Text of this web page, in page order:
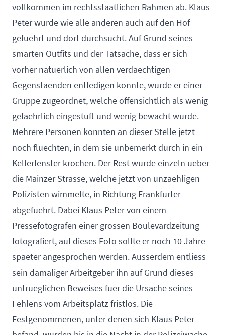
vollkommen im rechtsstaatlichen Rahmen ab. Klaus
Peter wurde wie alle anderen auch auf den Hof
gefuehrt und dort durchsucht. Auf Grund seines
smarten Outfits und der Tatsache, dass er sich
vorher natuerlich von allen verdaechtigen
Gegenstaenden entledigen konnte, wurde er einer
Gruppe zugeordnet, welche offensichtlich als wenig
gefaehrlich eingestuft und wenig bewacht wurde.
Mehrere Personen konnten an dieser Stelle jetzt
noch fluechten, in dem sie unbemerkt durch in ein
Kellerfenster krochen. Der Rest wurde einzeln ueber
die Mainzer Strasse, welche jetzt von unzaehligen
Polizisten wimmelte, in Richtung Frankfurter
abgefuehrt. Dabei Klaus Peter von einem
Pressefotografen einer grossen Boulevardzeitung
fotografiert, auf dieses Foto sollte er noch 10 Jahre
spaeter angesprochen werden. Ausserdem entliess
sein damaliger Arbeitgeber ihn auf Grund dieses
untrueglichen Beweises fuer die Ursache seines
Fehlens vom Arbeitsplatz fristlos. Die
Festgenommenen, unter denen sich Klaus Peter